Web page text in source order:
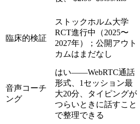
臨床的検証
ストックホルム大学
RCT進行中（2025〜
2027年）；公開アウト
カムはまだなし
音声コーチ
ング
はい——WebRTC通話
形式、1セッション最
大20分、タイピングが
つらいときに話すこと
で整理できる